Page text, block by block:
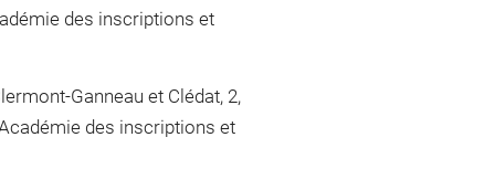
des inscriptions et
Ganneau et Clédat, 2,
des inscriptions et